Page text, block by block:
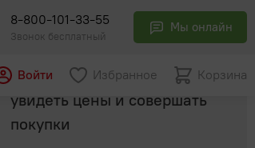
8-800-101-33-55
Звонок бесплатный
Мы онлайн
Войти Избранное Корзина
Авторизуйтесь, чтобы
увидеть цены и совершать
покупки